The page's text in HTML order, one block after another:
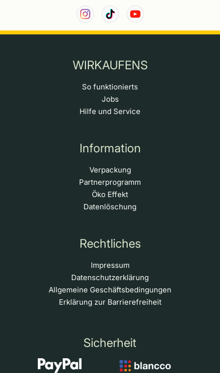
WIRKAUFENS
So funktionierts
Jobs
Hilfe und Service
Information
Verpackung
Partnerprogramm
Öko Effekt
Datenlöschung
Rechtliches
Impressum
Datenschutzerklärung
Allgemeine Geschäftsbedingungen
Erklärung zur Barrierefreiheit
Sicherheit